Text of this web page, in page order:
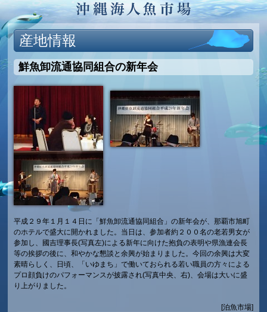
産地情報
鮮魚卸流通協同組合の新年会
平成２９年１月１４日に「鮮魚卸流通協同組合」の新年会が、那覇市旭町
のホテルで盛大に開かれました。当日は、参加者約２００名の老若男女が
参加し、國吉理事長(写真左)による新年に向けた抱負の表明や県漁連会長
等の挨拶の後に、和やかな懇談と余興が始まりました。今回の余興は大変
素晴らしく、日頃、「いゆまち」で働いておられる若い職員の方々による
プロ顔負けのパフォーマンスが披露され(写真中央、右)、会場は大いに盛
り上がりました。
[泊魚市場]